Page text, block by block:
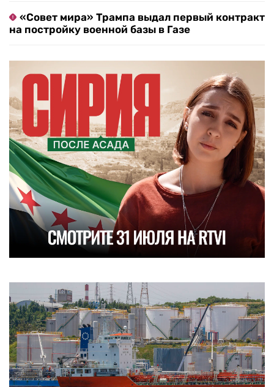
«Совет мира» Трампа выдал первый контракт
на постройку военной базы в Газе